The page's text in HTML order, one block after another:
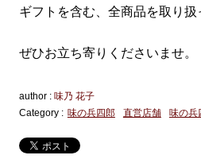
ギフトを含む、全商品を取り
ぜひお立ち寄りくださいませ。
author : 味乃 花子
Category : 味の兵四郎 直営店舗 味の